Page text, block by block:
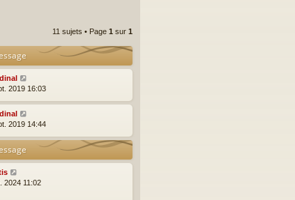
11 sujets • Page 1 sur 1
2019 16:03
2019 14:44
2024 11:02